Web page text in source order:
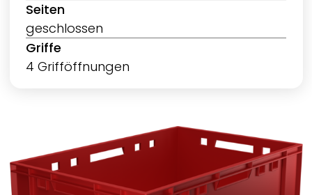
Seiten
geschlossen
Griffe
4 Grifföffnungen